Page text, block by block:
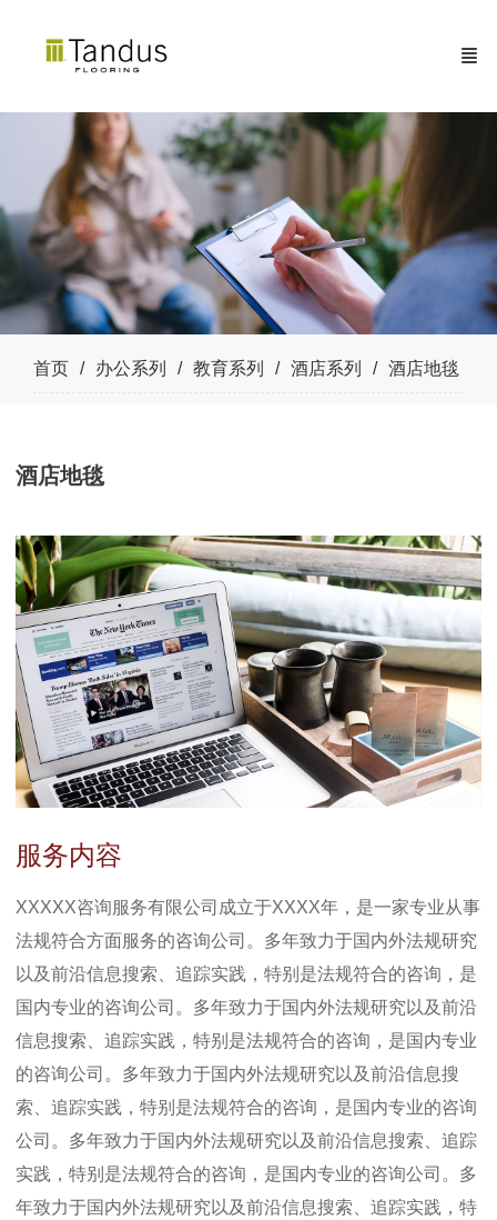
首页 办公系列 教育系列 酒店系列 酒店地毯
酒店地毯
服务内容
XXXXX咨询服务有限公司成立于XXXX年，是一家专业从事
法规符合方面服务的咨询公司。多年致力于国内外法规研究
以及前沿信息搜索、追踪实践，特别是法规符合的咨询，是
国内专业的咨询公司。多年致力于国内外法规研究以及前沿
信息搜索、追踪实践，特别是法规符合的咨询，是国内专业
的咨询公司。多年致力于国内外法规研究以及前沿信息搜
索、追踪实践，特别是法规符合的咨询，是国内专业的咨询
公司。多年致力于国内外法规研究以及前沿信息搜索、追踪
实践，特别是法规符合的咨询，是国内专业的咨询公司。多
年致力于国内外法规研究以及前沿信息搜索、追踪实践，特